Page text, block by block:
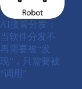
AI接管分发：
当软件分发不
再需要被“发
现”，只需要被
“调用”